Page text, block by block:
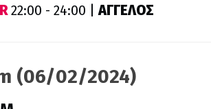
22:00 - 24:00 |ΑΓΓΕΛΟΣ
(06/02/2024)